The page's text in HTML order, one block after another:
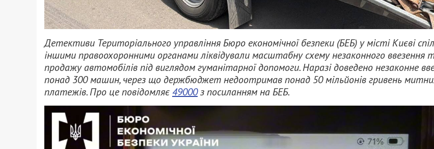
Детективи Територіального управління Бюро економічної безпеки (БЕБ) у місті Києві
іншими правоохоронними органами ліквідували масштабну схему незаконного ввезення
продажу автомобілів під виглядом гуманітарної допомоги. Наразі доведено незаконне
понад 300 машин, через що держбюджет недоотримав понад 50 мільйонів гривень
платежів. Про це повідомляє49000з посиланням на БЕБ.